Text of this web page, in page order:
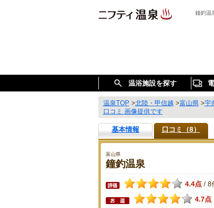
鐘釣温
温浴施設を探す
温泉TOP >北陸・甲信越 >富山県>宇
口コミ 画像提供です
基本情報 口コミ（8）
富山県
鐘釣温泉
4.4点 / 8
4.7点